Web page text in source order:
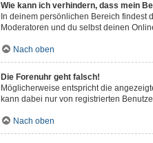
Wie kann ich verhindern, dass mein
In deinem persönlichen Bereich findest
Moderatoren und du selbst deinen
Nach oben
Die Forenuhr geht falsch!
Möglicherweise entspricht die
kann dabei nur von registrierten
Nach oben